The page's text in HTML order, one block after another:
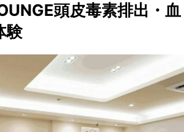
頭皮毒素排出・血
験